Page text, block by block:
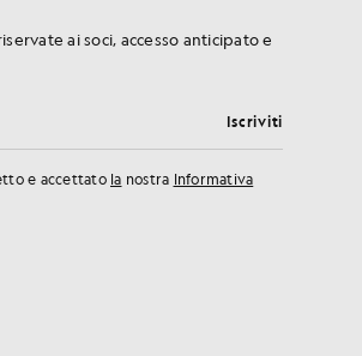
ai soci, accesso anticipato e
Iscriviti
e accettato la nostra Informativa